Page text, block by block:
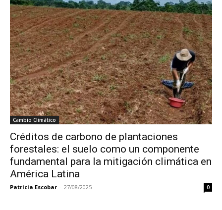
Cambio Climático
Créditos de carbono de plantaciones
forestales: el suelo como un componente
fundamental para la mitigación climática en
América Latina
Patricia Escobar - 27/08/2025 0